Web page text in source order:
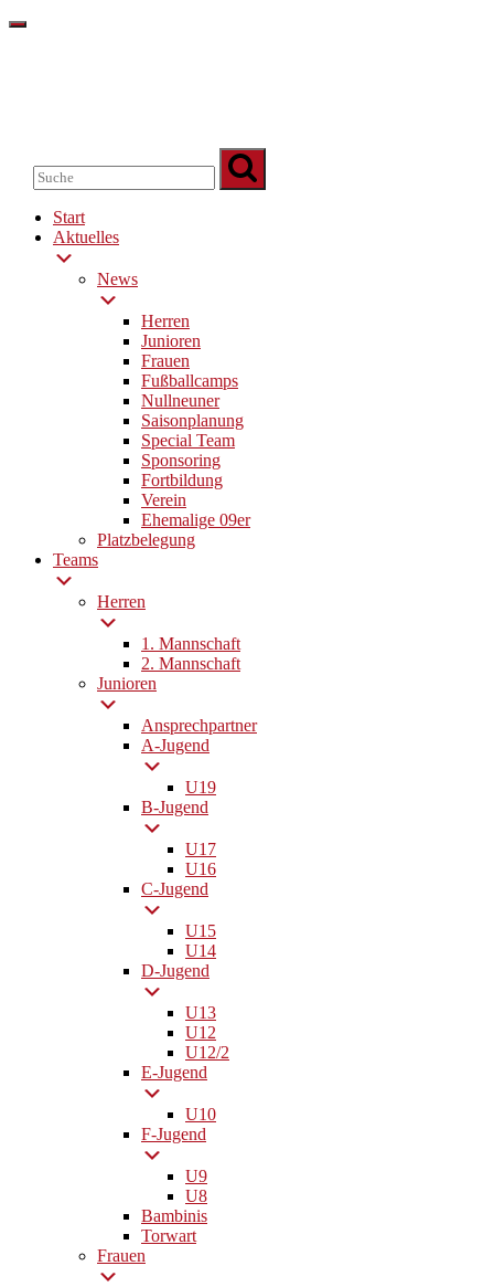
Start
Aktuelles
News
Herren
Junioren
Frauen
Fußballcamps
Nullneuner
Saisonplanung
Special Team
Sponsoring
Fortbildung
Verein
Ehemalige 09er
Platzbelegung
Teams
Herren
1. Mannschaft
2. Mannschaft
Junioren
Ansprechpartner
A-Jugend
U19
B-Jugend
U17
U16
C-Jugend
U15
U14
D-Jugend
U13
U12
U12/2
E-Jugend
U10
F-Jugend
U9
U8
Bambinis
Torwart
Frauen